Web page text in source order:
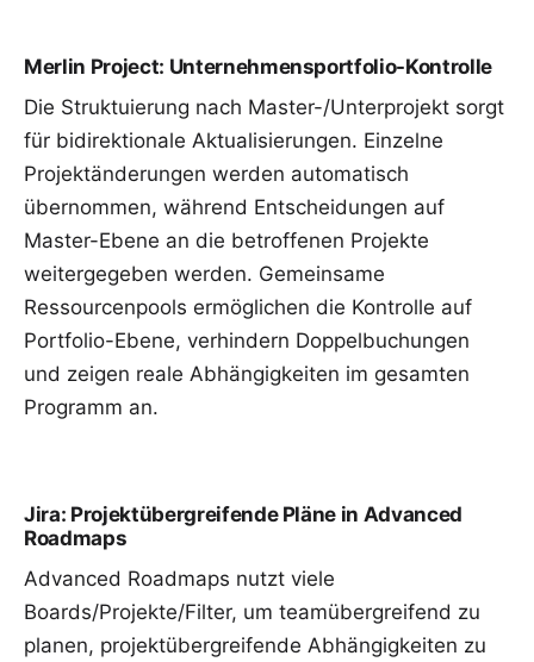
Merlin Project: Unternehmensportfolio-Kontrolle
Die Struktuierung nach Master-/Unterprojekt sorgt
für bidirektionale Aktualisierungen. Einzelne
Projektänderungen werden automatisch
übernommen, während Entscheidungen auf
Master-Ebene an die betroffenen Projekte
weitergegeben werden. Gemeinsame
Ressourcenpools ermöglichen die Kontrolle auf
Portfolio-Ebene, verhindern Doppelbuchungen
und zeigen reale Abhängigkeiten im gesamten
Programm an.
Jira: Projektübergreifende Pläne in Advanced
Roadmaps
Advanced Roadmaps nutzt viele
Boards/Projekte/Filter, um teamübergreifend zu
planen, projektübergreifende Abhängigkeiten zu